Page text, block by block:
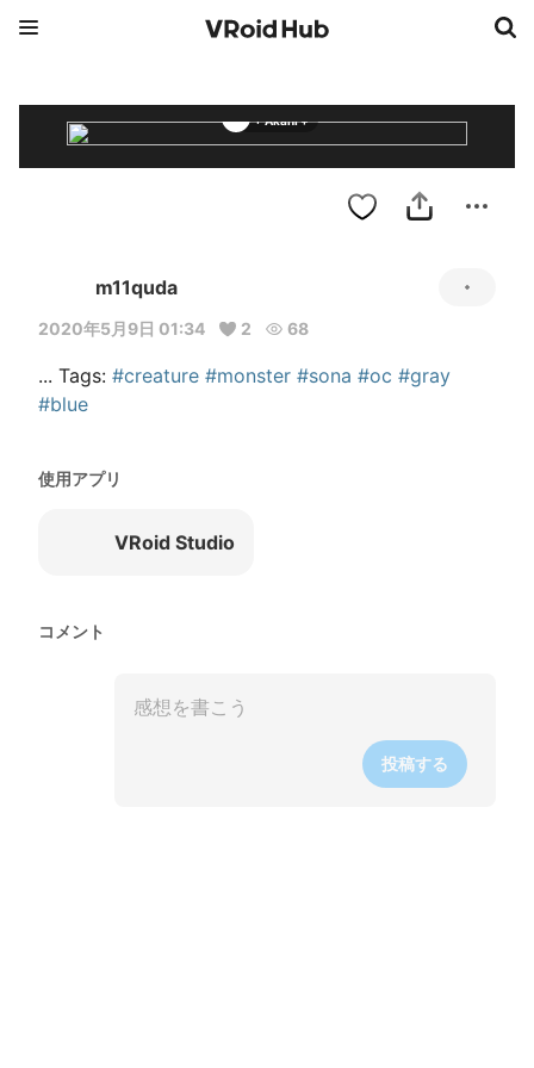
+ Akani +
m11quda
2020年5月9日 01:34 2 68
... Tags: #creature #monster #sona #oc #gray
#blue
使用アプリ
VRoid Studio
コメント
投稿する